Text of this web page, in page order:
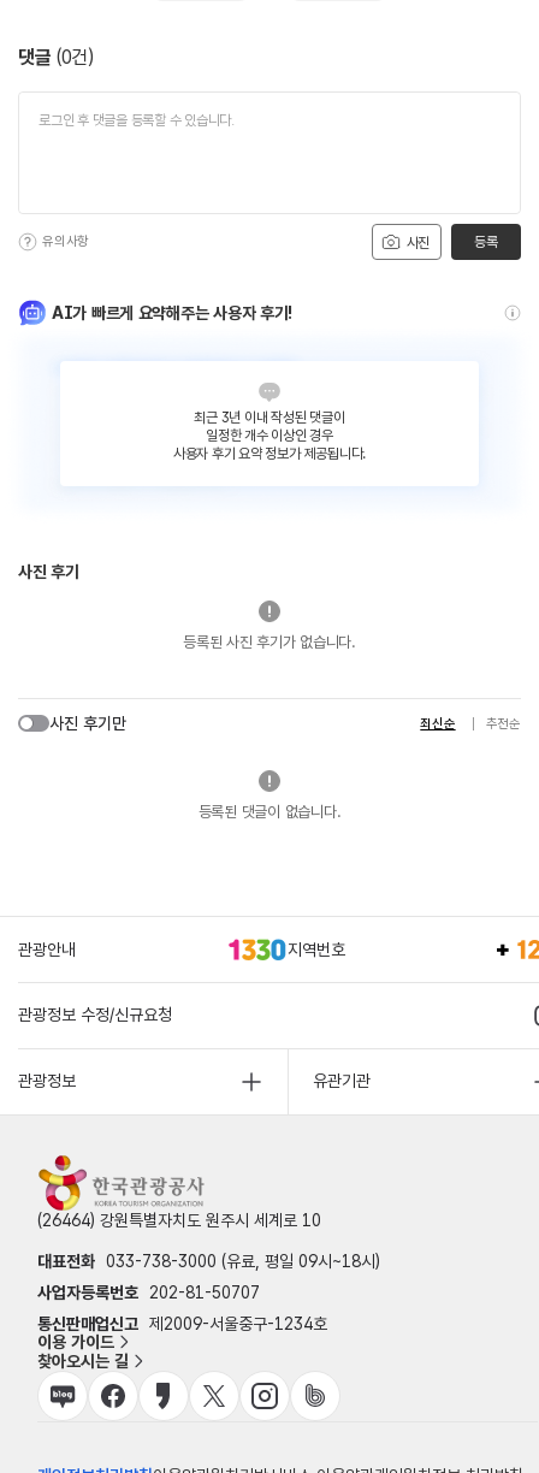
댓글 (0건)
사진
유의사항 등록
AI가 빠르게 요약해주는 사용자 후기!
최근 3년 이내 작성된 댓글이
일정한 개수 이상인 경우
사용자 후기 요약 정보가 제공됩니다.
사진 후기
등록된 사진 후기가 없습니다.
사진 후기만 최신순 추천순
등록된 댓글이 없습니다.
관광안내 지역번호
관광정보 수정/신규요청
관광정보 유관기관
(26464) 강원특별자치도 원주시 세계로 10
대표전화 033-738-3000 (유료, 평일 09시~18시)
사업자등록번호
202-81-50707
통신판매업신고 제2009-서울중구-1234호
이용 가이드
찾아오시는 길